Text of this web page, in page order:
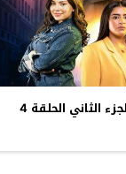
الثاني الحلقة 4